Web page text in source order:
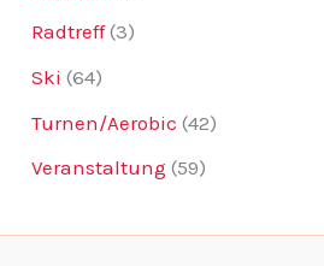
Radtreff(3)
Ski (64)
Turnen/Aerobic (42)
Veranstaltung (59)